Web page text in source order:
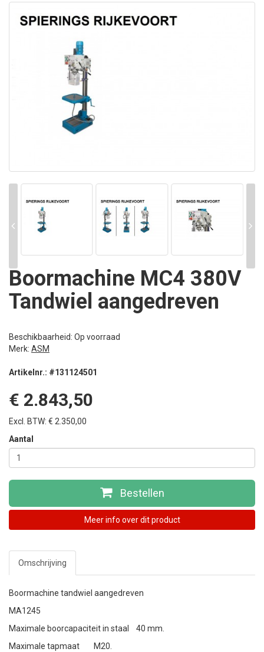
Boormachine MC4 380V
Tandwiel aangedreven
Beschikbaarheid: Op voorraad
Merk: ASM
Artikelnr.: #131124501
€ 2.843,50
Excl. BTW: € 2.350,00
Aantal
Bestellen
Meer info over dit product
Omschrijving
Boormachine tandwiel aangedreven
MA1245
Maximale boorcapaciteit in staal
40 mm.
Maximale tapmaat
M20.